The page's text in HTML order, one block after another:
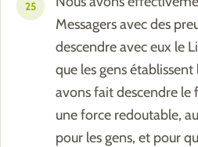
25
Messagers avec des
descendre avec eux le
que les gens
avons fait descendre le
une force redoutable,
pour les gens, et pour